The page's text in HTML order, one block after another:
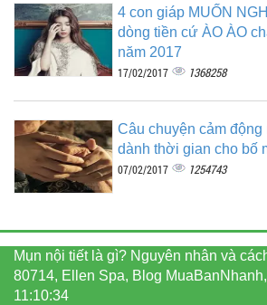
4 con giáp MUỐN
dòng tiền cứ ÀO ÀO
năm 2017
17/02/2017 1368258
Câu chuyện cảm
dành thời gian cho bố
07/02/2017 1254743
Mụn nội tiết là gì? Nguyên nhân và
80714, Ellen Spa, Blog
11:10:34